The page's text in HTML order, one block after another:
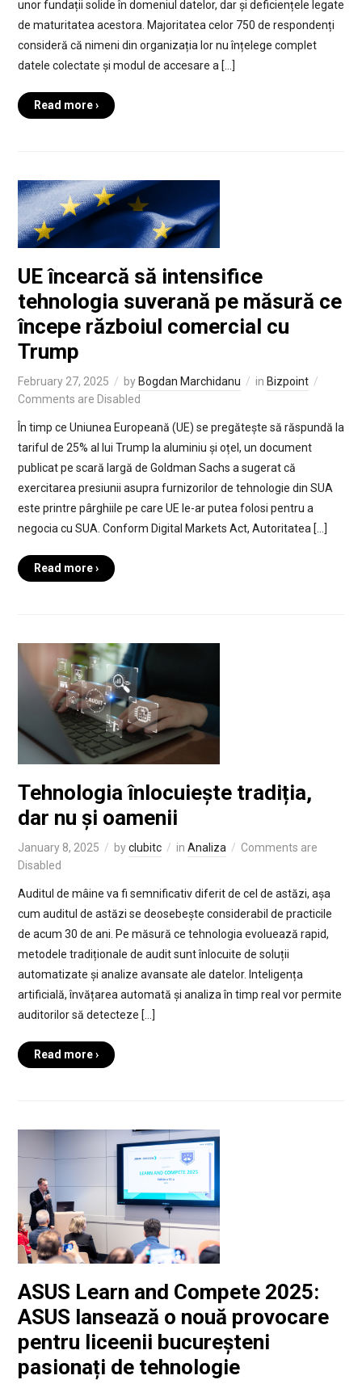
unor fundații solide în domeniul datelor, dar și deficiențele legate
de maturitatea acestora. Majoritatea celor 750 de respondenți
consideră că nimeni din organizația lor nu înțelege complet
datele colectate și modul de accesare a […]
Read more ›
UE încearcă să intensifice
tehnologia suverană pe măsură ce
începe războiul comercial cu
Trump
February 27, 2025 by Bogdan Marchidanu in Bizpoint
Comments are Disabled
În timp ce Uniunea Europeană (UE) se pregătește să răspundă la
tariful de 25% al lui Trump la aluminiu și oțel, un document
publicat pe scară largă de Goldman Sachs a sugerat că
exercitarea presiunii asupra furnizorilor de tehnologie din SUA
este printre pârghiile pe care UE le-ar putea folosi pentru a
negocia cu SUA. Conform Digital Markets Act, Autoritatea […]
Read more ›
Tehnologia înlocuiește tradiția,
dar nu și oamenii
January 8, 2025 byclubitc in Analiza
Comments are
Disabled
Auditul de mâine va fi semnificativ diferit de cel de astăzi, așa
cum auditul de astăzi se deosebește considerabil de practicile
de acum 30 de ani. Pe măsură ce tehnologia evoluează rapid,
metodele tradiționale de audit sunt înlocuite de soluții
automatizate și analize avansate ale datelor. Inteligența
artificială, învățarea automată și analiza în timp real vor permite
auditorilor să detecteze […]
Read more ›
ASUS Learn and Compete 2025:
ASUS lansează o nouă provocare
pentru liceenii bucureșteni
pasionați de tehnologie